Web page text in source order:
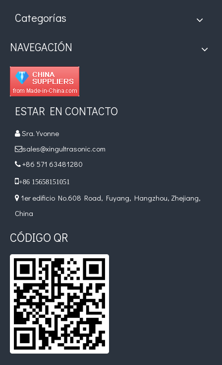
¿Cuál es el principio y la teoría de la máquina de soldadura de
El sistema de recubrimiento de pulverización ultrasónica es una
Categorías
NAVEGACIÓN
ESTAR EN CONTACTO
 Sra. Yvonne
sales@xingultrasonic.com
 +86 571 63481280
+86 15658151051
 1er edificio No.608 Road, Fuyang, Hangzhou, Zhejiang,
China
CÓDIGO QR